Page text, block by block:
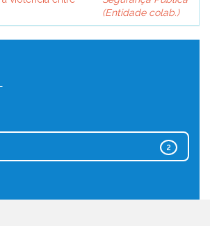
(Entidade colab.)
2